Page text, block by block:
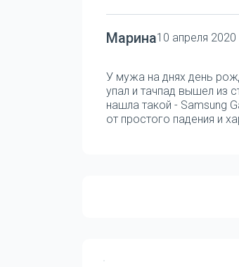
Марина10 апреля 2020
У мужа на днях день
упал и тачпад вышел из
нашла такой - Samsung
от простого падения и